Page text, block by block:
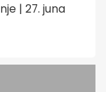
| 27. juna